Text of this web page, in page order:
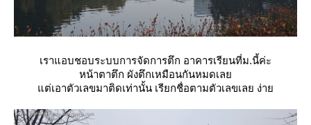
เราแอบชอบระบบการจัดการตึก อาคารเรียนที่ม.นี้ค่ะ
หน้าตาตึก ผังตึกเหมือนกันหมดเล
ต่เอาตัวเลขมาติดเท่านั้น เรียกชื่อตามตัวเลขเลย ง่า